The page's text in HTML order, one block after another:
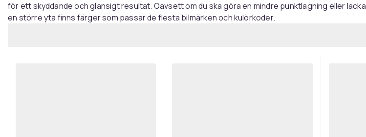
för ett skyddande och glansigt resultat. Oavsett om du ska göra en mindre punktlagning eller lacka
en större yta finns färger som passar de flesta bilmärken och kulörkoder.